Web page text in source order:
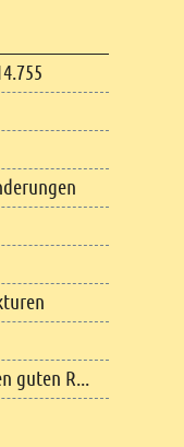
guten R...